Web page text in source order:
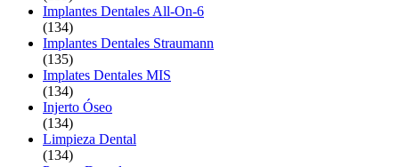
Implantes Dentales All-On-6
(134)
Implantes Dentales Straumann
(135)
Implates Dentales MIS
(134)
Injerto Óseo
(134)
Limpieza Dental
(134)